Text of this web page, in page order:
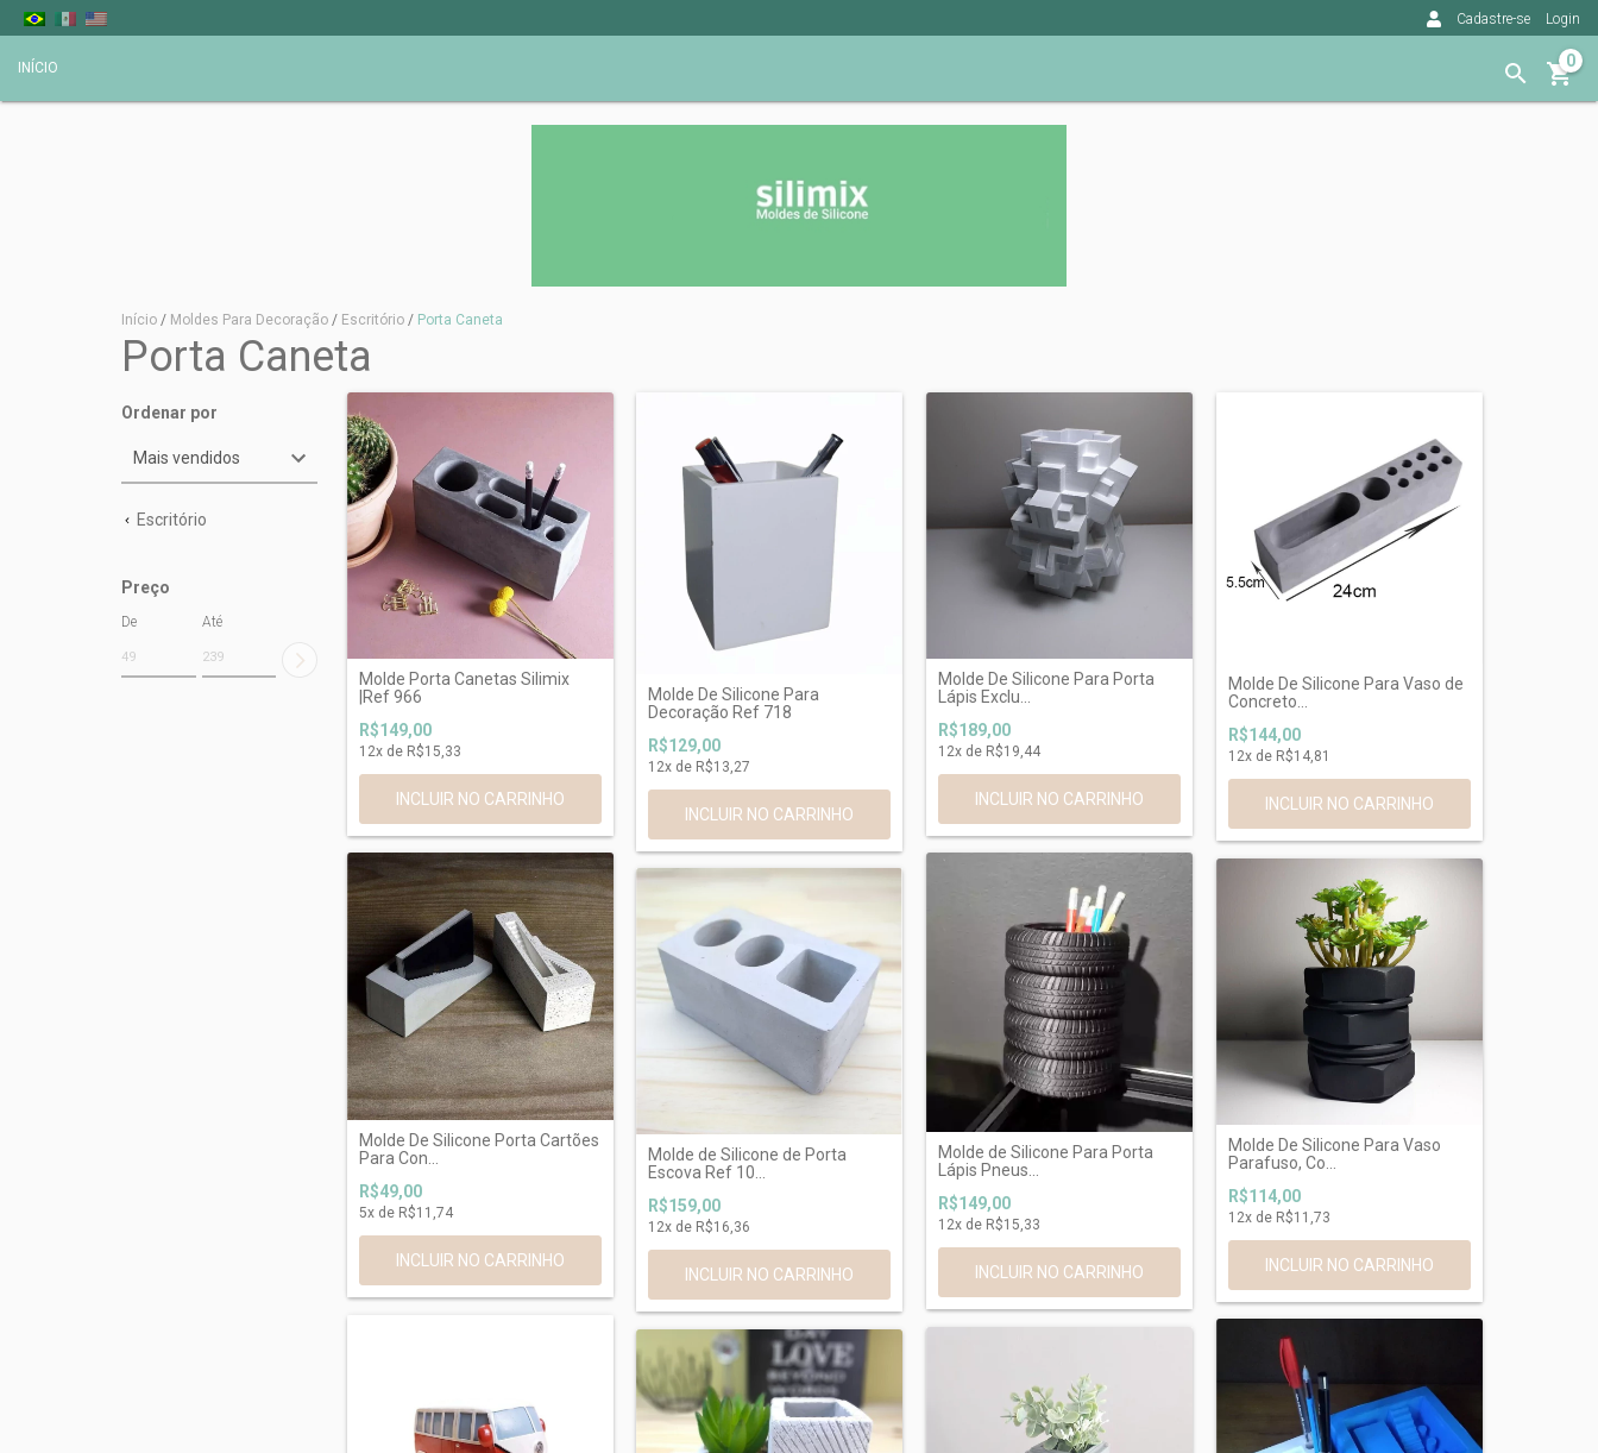
Cadastre-se Login
INÍCIO 0
Início / Moldes Para Decoração / Escritório / Porta Caneta
Porta Caneta
Ordenar por
Escritório
Preço
De Até
Molde Porta Canetas Silimix
|Ref 966
R$149,00
12x de R$15,33
Molde De Silicone Para
Decoração Ref 718
R$129,00
12x de R$13,27
Molde De Silicone Para Porta
Lápis Exclu...
R$189,00
12x de R$19,44
Molde De Silicone Para Vaso de
Concreto...
R$144,00
12x de R$14,81
Molde De Silicone Porta Cartões
Para Con...
R$49,00
5x de R$11,74
Molde de Silicone de Porta
Escova Ref 10...
R$159,00
12x de R$16,36
Molde de Silicone Para Porta
Lápis Pneus...
R$149,00
12x de R$15,33
Molde De Silicone Para Vaso
Parafuso, Co...
R$114,00
12x de R$11,73